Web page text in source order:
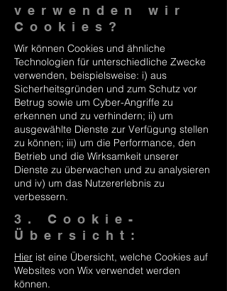
verwenden wir
Cookies?
Wir können Cookies und ähnliche
Technologien für unterschiedliche Zwecke
verwenden, beispielsweise: i) aus
Sicherheitsgründen und zum Schutz vor
Betrug sowie um Cyber-Angriffe zu
erkennen und zu verhindern; ii) um
ausgewählte Dienste zur Verfügung stellen
zu können; iii) um die Performance, den
Betrieb und die Wirksamkeit unserer
Dienste zu überwachen und zu analysieren
und iv) um das Nutzererlebnis zu
verbessern.
3. Cookie-
Übersicht:
Hier ist eine Übersicht, welche Cookies auf
Websites von Wix verwendet werden
können.